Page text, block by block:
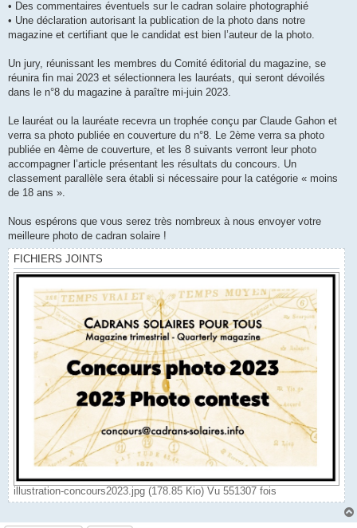
• Des commentaires éventuels sur le cadran solaire photographié
• Une déclaration autorisant la publication de la photo dans notre
magazine et certifiant que le candidat est bien l’auteur de la photo.
Un jury, réunissant les membres du Comité éditorial du magazine, se
réunira fin mai 2023 et sélectionnera les lauréats, qui seront dévoilés
dans le n°8 du magazine à paraître mi-juin 2023.
Le lauréat ou la lauréate recevra un trophée conçu par Claude Gahon et
verra sa photo publiée en couverture du n°8. Le 2ème verra sa photo
publiée en 4ème de couverture, et les 8 suivants verront leur photo
accompagner l’article présentant les résultats du concours. Un
classement parallèle sera établi si nécessaire pour la catégorie « moins
de 18 ans ».
Nous espérons que vous serez très nombreux à nous envoyer votre
meilleure photo de cadran solaire !
FICHIERS JOINTS
illustration-concours2023.jpg (178.85 Kio) Vu 551307 fois